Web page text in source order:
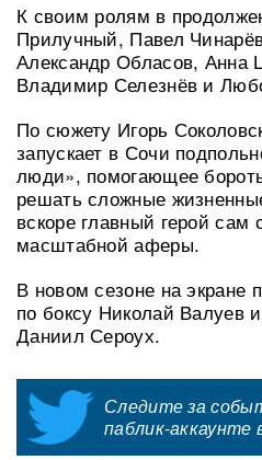
К своим ролям в
Прилучный, Павел
Александр Обласов, Анна
Владимир Селезнёв и
По сюжету Игорь
запускает в Сочи
люди», помогающее
решать сложные
вскоре главный герой сам
масштабной аферы.
В новом сезоне на экране
по боксу Николай Валуев
Даниил Сероух.
Следите за
паблик-аккаунте